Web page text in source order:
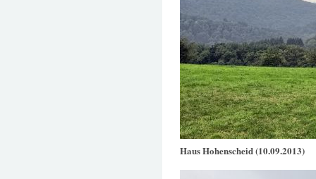
Haus Hohenscheid (10.09.2013)